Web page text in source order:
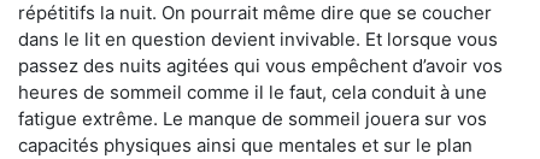
répétitifs la nuit. On pourrait même dire que se coucher
dans le lit en question devient invivable. Et lorsque vous
passez des nuits agitées qui vous empêchent d’avoir vos
heures de sommeil comme il le faut, cela conduit à une
fatigue extrême. Le manque de sommeil jouera sur vos
capacités physiques ainsi que mentales et sur le plan